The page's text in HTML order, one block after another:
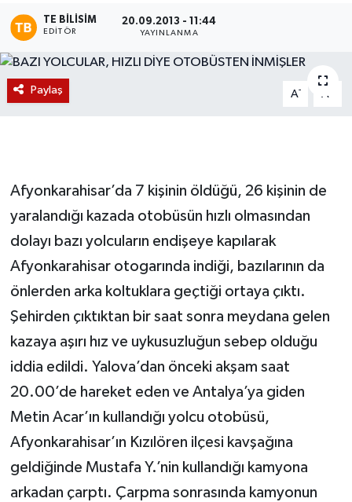
TE BILISIM
EDITÖR
20.09.2013 - 11:44
YAYINLANMA
Paylaş A- A
Afyonkarahisar’da 7 kişinin öldüğü, 26 kişinin de
yaralandığı kazada otobüsün hızlı olmasından
dolayı bazı yolcuların endişeye kapılarak
Afyonkarahisar otogarında indiği, bazılarının da
önlerden arka koltuklara geçtiği ortaya çıktı.
Şehirden çıktıktan bir saat sonra meydana gelen
kazaya aşırı hız ve uykusuzluğun sebep olduğu
iddia edildi. Yalova’dan önceki akşam saat
20.00’de hareket eden ve Antalya’ya giden
Metin Acar’ın kullandığı yolcu otobüsü,
Afyonkarahisar’ın Kızılören ilçesi kavşağına
geldiğinde Mustafa Y.’nin kullandığı kamyona
arkadan çarptı. Çarpma sonrasında kamyonun
Etkinlikler